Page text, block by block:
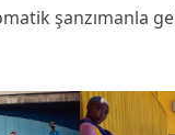
şanzımanla